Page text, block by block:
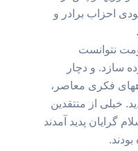
احزاب برادر و
نتوانست
سازد. و دچار
فکری معاصر،
خیلی از منتقدین
گرایان پدید آمدند